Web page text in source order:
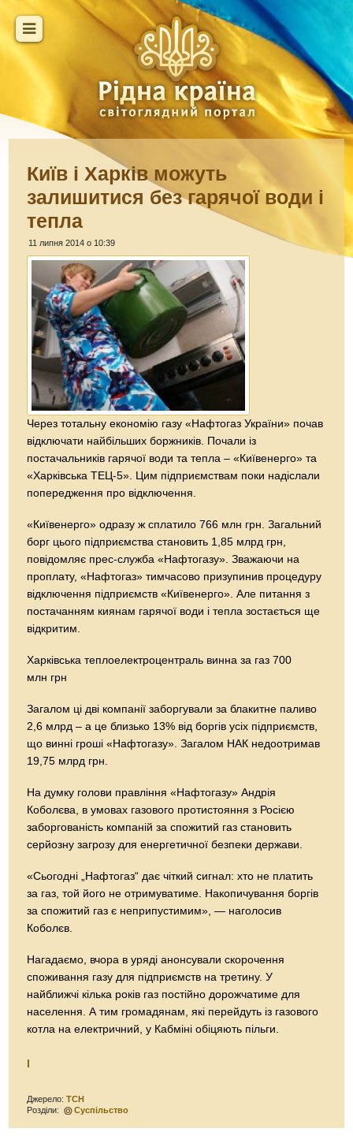
Київ і Харків можуть
залишитися без гарячої води і
тепла
11 липня 2014 о 10:39
Через тотальну економію газу «Нафтогаз України» почав
відключати найбільших боржників. Почали із
постачальників гарячої води та тепла – «Київенерго» та
«Харківська ТЕЦ-5». Цим підприємствам поки надіслали
попередження про відключення.
«Київенерго» одразу ж сплатило 766 млн грн. Загальний
борг цього підприємства становить 1,85 млрд грн,
повідомляє прес-служба «Нафтогазу». Зважаючи на
проплату, «Нафтогаз» тимчасово призупинив процедуру
відключення підприємств «Київенерго». Але питання з
постачанням киянам гарячої води і тепла зостається ще
відкритим.
Харківська теплоелектроцентраль винна за газ 700
млн грн
Загалом ці дві компанії заборгували за блакитне паливо
2,6 млрд – а це близько 13% від боргів усіх підприємств,
що винні гроші «Нафтогазу». Загалом НАК недоотримав
19,75 млрд грн.
На думку голови правління «Нафтогазу» Андрія
Коболєва, в умовах газового протистояння з Росією
заборгованість компаній за спожитий газ становить
серйозну загрозу для енергетичної безпеки держави.
«Сьогодні „Нафтогаз“ дає чіткий сигнал: хто не платить
за газ, той його не отримуватиме. Накопичування боргів
за спожитий газ є неприпустимим», — наголосив
Коболєв.
Нагадаємо, вчора в уряді анонсували скорочення
споживання газу для підприємств на третину. У
найближчі кілька років газ постійно дорожчатиме для
населення. А тим громадянам, які перейдуть із газового
котла на електричний, у Кабміні обіцяють пільги.
l
Джерело:ТСН
Розділи:
Суспільство